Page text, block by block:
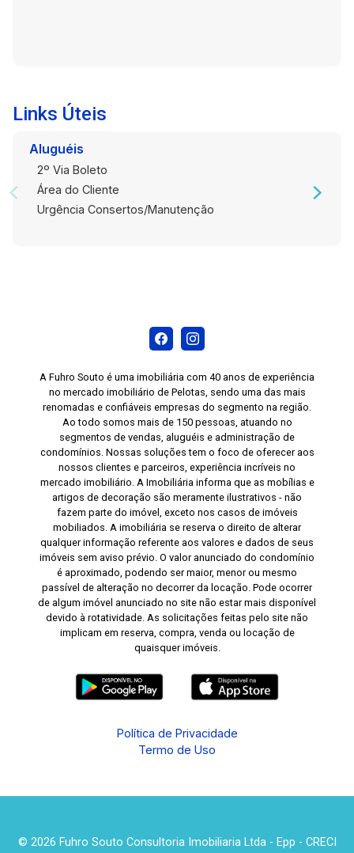
Links Úteis
Aluguéis
2º Via Boleto
Área do Cliente
Urgência Consertos/Manutenção
A Fuhro Souto é uma imobiliária com 40 anos de experiência
no mercado imobiliário de Pelotas, sendo uma das mais
renomadas e confiáveis empresas do segmento na região.
Ao todo somos mais de 150 pessoas, atuando no
segmentos de vendas, aluguéis e administração de
condomínios. Nossas soluções tem o foco de oferecer aos
nossos clientes e parceiros, experiência incríveis no
mercado imobiliário. A Imobiliária informa que as mobílias e
artigos de decoração são meramente ilustrativos - não
fazem parte do imóvel, exceto nos casos de imóveis
mobiliados. A imobiliária se reserva o direito de alterar
qualquer informação referente aos valores e dados de seus
imóveis sem aviso prévio. O valor anunciado do condomínio
é aproximado, podendo ser maior, menor ou mesmo
passível de alteração no decorrer da locação. Pode ocorrer
de algum imóvel anunciado no site não estar mais disponível
devido à rotatividade. As solicitações feitas pelo site não
implicam em reserva, compra, venda ou locação de
quaisquer imóveis.
Política de Privacidade
Termo de Uso
© 2026 Fuhro Souto Consultoria Imobiliaria Ltda - Epp - CRECI